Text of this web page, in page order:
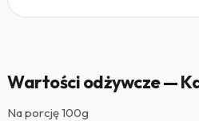
Wartości odżywcze —
Na porcję100g